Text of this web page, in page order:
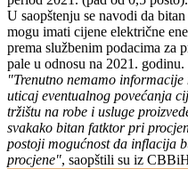
U saopštenju se navodi da
mogu imati cijene električne
prema službenim podacima za
pale u odnosu na 2021. godinu.
"Trenutno nemamo
uticaj eventualnog povećanja
tržištu na robe i usluge
svakako bitan fatktor pri
postoji mogućnost da inflacija
procjene", saopštili su iz